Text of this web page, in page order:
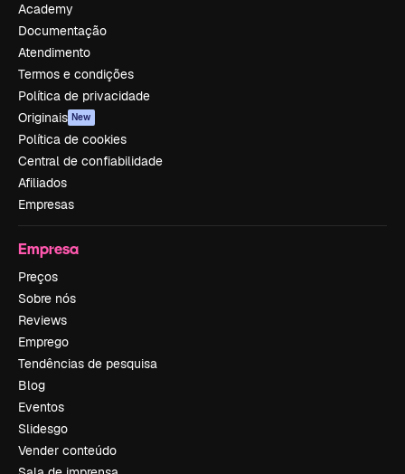
Academy
Documentação
Atendimento
Termos e condições
Política de privacidade
Originais New
Política de cookies
Central de confiabilidade
Afiliados
Empresas
Empresa
Preços
Sobre nós
Reviews
Emprego
Tendências de pesquisa
Blog
Eventos
Slidesgo
Vender conteúdo